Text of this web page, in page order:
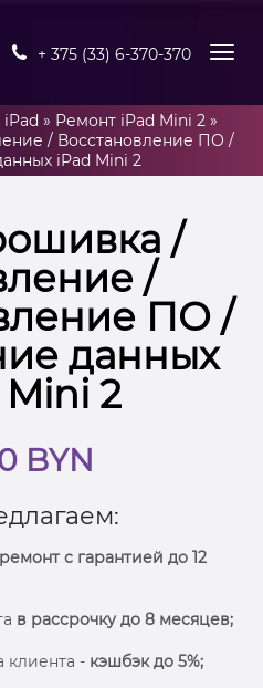
+ 375 (33) 6-370-370
» Ремонт iPad Mini 2 »
/ Восстановление ПО /
iPad Mini 2
/
/
ПО /
данных
2
BYN
ремонт с гарантией до 12
в рассрочку до 8 месяцев;
клиента - кэшбэк до 5%;